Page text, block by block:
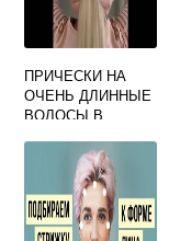
ПРИЧЕСКИ НА
ОЧЕНЬ ДЛИННЫЕ
ВОЛОСЫ В
УСЛОВИЯХ
СВОИМИ РУКАМИ